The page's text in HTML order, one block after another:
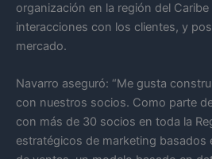
organización en la región del
interacciones con los clientes, y
mercado.
Navarro aseguró: “Me gusta
con nuestros socios. Como parte
con más de 30 socios en toda la
estratégicos de marketing basados